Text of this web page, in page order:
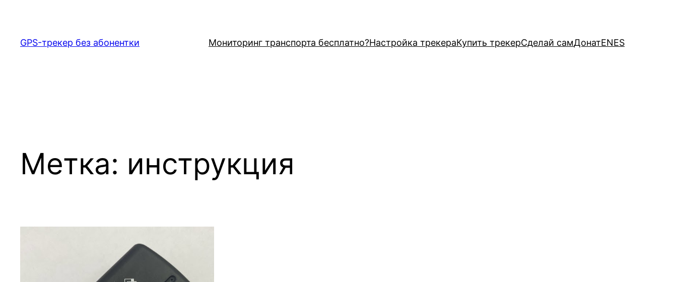
содержимому
GPS-трекер без абонентки Мониторинг транспорта бесплатно?Настройка трекераКупить трекерСделай самДонатENES
Метка: инструкция